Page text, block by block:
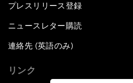
プレスリリース登録
ニュースレター購読
連絡先 (英語のみ)
リンク